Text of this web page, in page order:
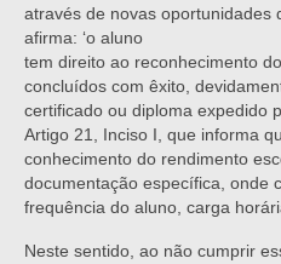
através de novas oportunidades
afirma: ‘o aluno
tem direito ao reconhecimento
concluídos com êxito,
certificado ou diploma expedido
Artigo 21, Inciso I, que informa
conhecimento do rendimento
documentação específica, onde
frequência do aluno, carga
Neste sentido, ao não cumprir